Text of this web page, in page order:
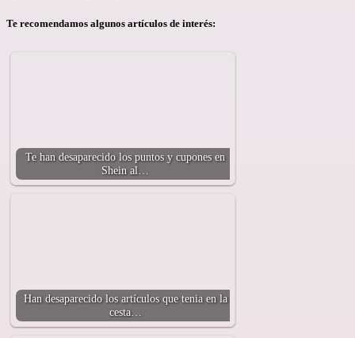
Te recomendamos algunos artículos de interés:
Te han desaparecido los puntos y cupones en
Shein al…
Han desaparecido los artículos que tenia en la
cesta…